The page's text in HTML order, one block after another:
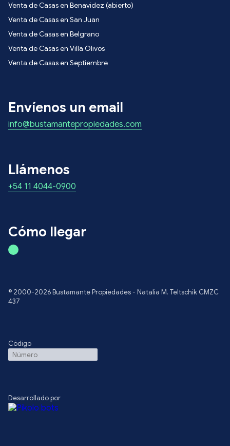
Venta de Casas en Benavidez (abierto)
Venta de Casas en San Juan
Venta de Casas en Belgrano
Venta de Casas en Villa Olivos
Venta de Casas en Septiembre
Envíenos un email
info@bustamantepropiedades.com
Llámenos
+54 11 4044-0900
Cómo llegar
© 2000-2026 Bustamante Propiedades - Natalia M. Teltschik CMZC
437
Código
Desarrollado por